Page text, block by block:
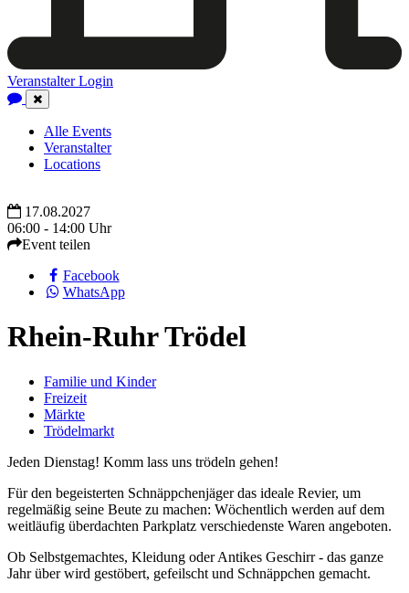
Veranstalter Login
Close
Navigation
Alle Events
Veranstalter
Locations
17.08.2027
06:00 - 14:00 Uhr
Event teilen
Facebook
WhatsApp
Rhein-Ruhr Trödel
Familie und Kinder
Freizeit
Märkte
Trödelmarkt
Jeden Dienstag! Komm lass uns trödeln gehen!
Für den begeisterten Schnäppchenjäger das ideale Revier, um
regelmäßig seine Beute zu machen: Wöchentlich werden auf dem
weitläufig überdachten Parkplatz verschiedenste Waren angeboten.
Ob Selbstgemachtes, Kleidung oder Antikes Geschirr - das ganze
Jahr über wird gestöbert, gefeilscht und Schnäppchen gemacht.